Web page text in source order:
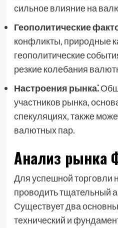
сильное влияние на
Геополитические
конфликты, природные
геополитические
резкие колебания
Настроения рынка⁚
участников рынка,
спекуляциях, также
валютных пар.
Анализ рынка
Для успешной торговли
проводить тщательный
Существует два
технический и